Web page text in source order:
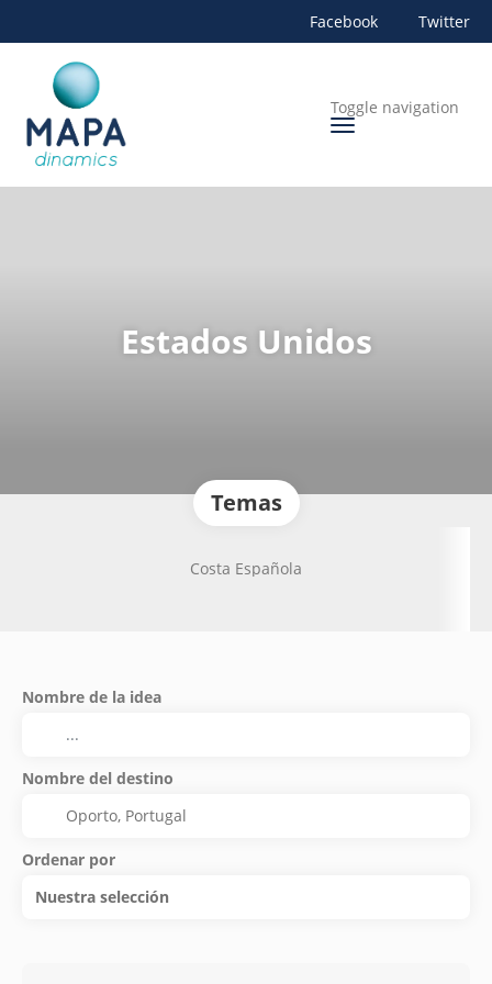
Facebook Twitter
Toggle navigation
Estados Unidos
Temas
Costa Española
Nombre de la idea
Nombre del destino
Ordenar por
Nuestra selección